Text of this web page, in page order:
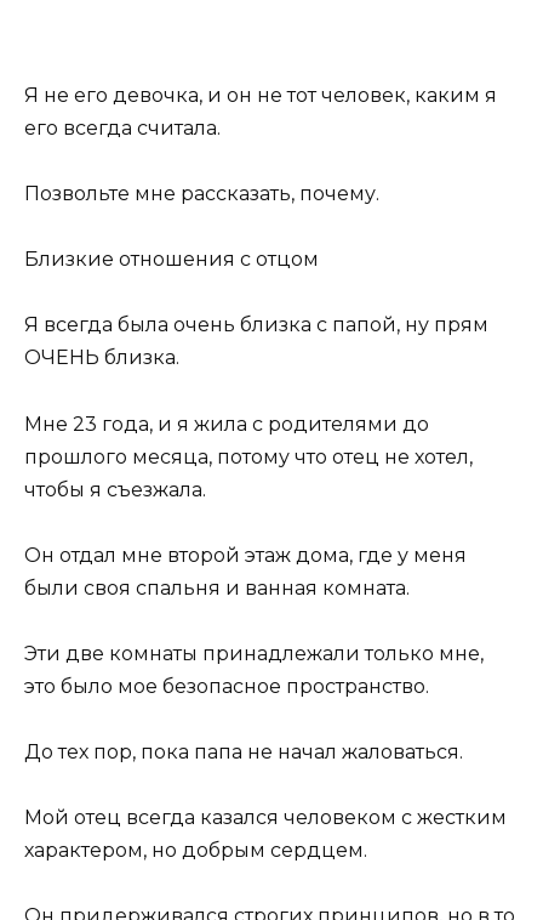
Я не его девочка, и он не тот человек, каким я
его всегда считала.
Позвольте мне рассказать, почему.
Близкие отношения с отцом
Я всегда была очень близка с папой, ну прям
ОЧЕНЬ близка.
Мне 23 года, и я жила с родителями до
прошлого месяца, потому что отец не хотел,
чтобы я съезжала.
Он отдал мне второй этаж дома, где у меня
были своя спальня и ванная комната.
Эти две комнаты принадлежали только мне,
это было мое безопасное пространство.
До тех пор, пока папа не начал жаловаться.
Мой отец всегда казался человеком с жестким
характером, но добрым сердцем.